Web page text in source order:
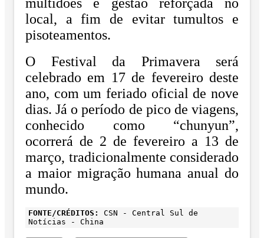
local, a fim de evitar tumultos e
pisoteamentos.
O Festival da Primavera será
celebrado em 17 de fevereiro deste
ano, com um feriado oficial de nove
dias. Já o período de pico de viagens,
conhecido como “chunyun”,
ocorrerá de 2 de fevereiro a 13 de
março, tradicionalmente considerado
a maior migração humana anual do
mundo.
FONTE/CRÉDITOS:
CSN - Central Sul de
Notícias - China